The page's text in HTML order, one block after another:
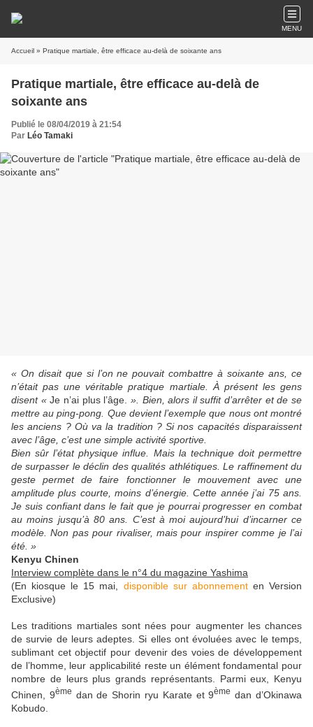
MENU
Accueil » Pratique martiale, être efficace au-delà de soixante ans
Pratique martiale, être efficace au-delà de
soixante ans
Publié le 08/04/2019 à 21:54
Par Léo Tamaki
« On disait que si l’on ne pouvait combattre à soixante ans, ce
n’était pas une véritable pratique martiale. À présent les gens
disent «Je n’ai plus l’âge. ». Bien, alors il suffit d’arrêter et de se
mettre au ping-pong. Que devient l’exemple que nous ont montré
les anciens ? Où va la tradition ? Si nos capacités disparaissent
avec l’âge, c’est une simple activité sportive.
Bien sûr l’état physique influe. Mais la technique doit permettre
de surpasser le déclin des qualités athlétiques. Le raffinement du
geste permet de faire fonctionner le mouvement avec une
amplitude plus courte, moins d’énergie. Cette année j’ai 75 ans.
Je suis confiant dans le fait que je pourrai progresser en combat
au moins jusqu’à 80 ans. C’est à moi aujourd’hui d’incarner ce
modèle. Non pas pour rivaliser, mais pour inspirer comme je l’ai
été. »
Kenyu Chinen
Interview complète dans le n°4 du magazine Yashima
(En kiosque le 15 mai, disponible sur abonnementen Version
Exclusive)
Les traditions martiales sont nées pour augmenter les chances
de survie de leurs adeptes. Si elles ont évoluées avec le temps,
sublimant cet objectif pour devenir des voies de développement
de l’homme, leur applicabilité reste un élément fondamental pour
nombre de leurs plus grands représentants. Parmi eux, Kenyu
Chinen, 9ème dan de Shorin ryu Karate et 9ème dan d’Okinawa
Kobudo.